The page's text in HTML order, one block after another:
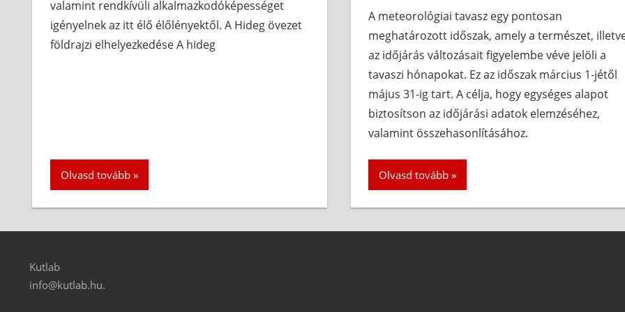
valamint rendkívüli alkalmazkodóképességet
igényelnek az itt élő élőlényektől. A Hideg övezet
földrajzi elhelyezkedése A hideg
Olvasd tovább
A meteorológiai tavasz egy pontosan
meghatározott időszak, amely a természet,
az időjárás változásait figyelembe véve jelöli a
tavaszi hónapokat. Ez az időszak március 1-jétől
május 31-ig tart. A célja, hogy egységes alapot
biztosítson az időjárási adatok elemzéséhez,
valamint összehasonlításához.
Olvasd tovább
Kutlab
info@kutlab.hu.